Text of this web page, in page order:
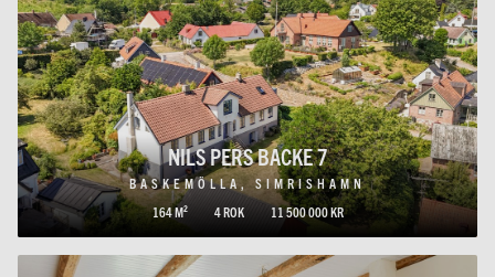
NILS PERS BACKE 7
BASKEMÖLLA, SIMRISHAMN
164 M²
4 ROK 11 500 000 KR